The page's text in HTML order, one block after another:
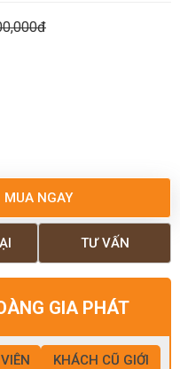
MUA NGAY
TƯ VẤN
GIA PHÁT
KHÁCH CŨ GIỚI